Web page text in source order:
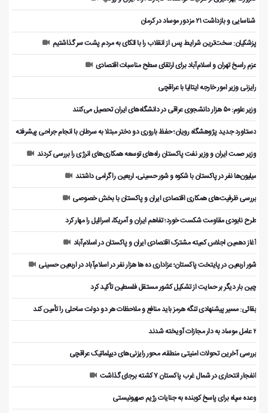
️ شناسایی و بازداشت ۲۱ مزدور موساد در کرمان
پزشکیان: سخت‌ترین شرایط پس از انقلاب را با اتکای به مردم پشت سر گذاشتیم
عزم راسخ تهران و اسلام‌آباد برای ارتقای سطح مناسبات اقتصادی
رایزنی وزیر امور خارجه ایتالیا با عراقچی
وزیر علوم: ۵۰ هزار دانشجوی عراقی در دانشگاه‌های ایران تحصیل می‌کنند
دستاورد جدید پژوهشگاه رویان؛ حفظ باروری دو دختر مبتلا به سرطان با انجام جراحی پیشرفته
وزیر صمت ایران و وزیر نفت پاکستان راه‌های توسعه همکاری‌های انرژی را بررسی کردند
میلیون‌ها نفر در پاکستان با شکوه و شور حسینی، اربعین را گرامی داشتند
بررسی ظرفیت‌های همکاری اقتصادی ایران و پاکستان با بخش خصوصی
طرح نابودی مقاومت شکست خورد؛ تفاهم ایران و آمریکا، اسرائیل را مهار کرد
آغاز دهمین اجلاس کمیته مشترک اقتصادی ایران و پاکستان در اسلام‌آباد
شور اربعین در پایتخت پاکستان؛ عزاداری ده ها هزار نفر در اسلام‌آباد در اربعین حسینی
چین بار دیگر بر حمایت از تشکیل کشور مستقل فلسطین تأکید کرد
بقائی: مسیر پیشنهادی تنگه هرمز باید منافع و ملاحظات هر دو دولت ساحلی را تأمین کند
۲ عامل موساد به دار مجازات آویخته شدند
بررسی آخرین تحولات امنیتی منطقه، محور رایزنی‌های دیپلماتیک عراقچی
انفجار انتحاری در شمال غرب پاکستان ۷ کشته برجای گذاشت
وعده سپاه برای پاسخ کوبنده به جنایات رژیم صهیونیستی